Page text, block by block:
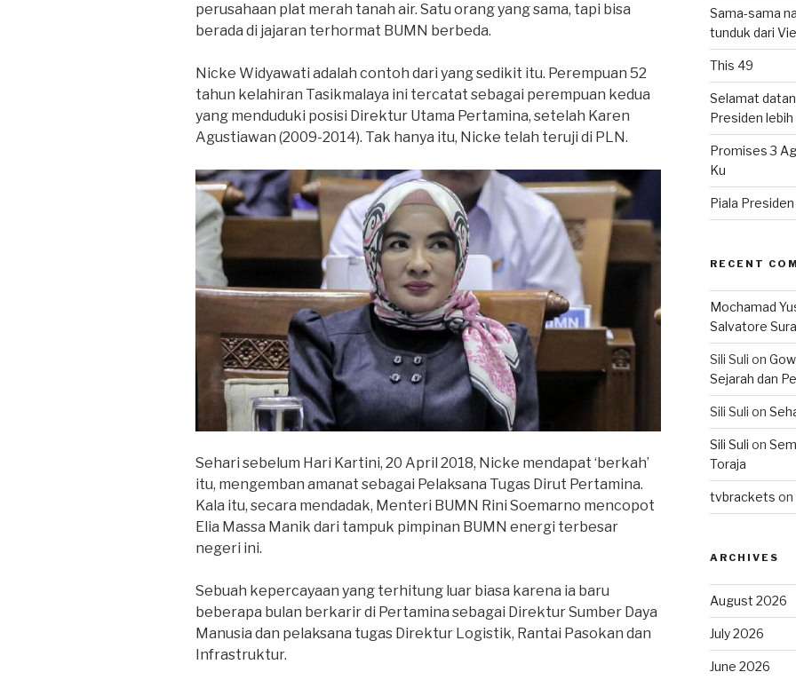
perusahaan plat merah tanah air. Satu orang yang sama, tapi bisa
berada di jajaran terhormat BUMN berbeda.
Nicke Widyawati adalah contoh dari yang sedikit itu. Perempuan 52
tahun kelahiran Tasikmalaya ini tercatat sebagai perempuan kedua
yang menduduki posisi Direktur Utama Pertamina, setelah Karen
Agustiawan (2009-2014). Tak hanya itu, Nicke telah teruji di PLN.
Sehari sebelum Hari Kartini, 20 April 2018, Nicke mendapat ‘berkah’
itu, mengemban amanat sebagai Pelaksana Tugas Dirut Pertamina.
Kala itu, secara mendadak, Menteri BUMN Rini Soemarno mencopot
Elia Massa Manik dari tampuk pimpinan BUMN energi terbesar
negeri ini.
Sebuah kepercayaan yang terhitung luar biasa karena ia baru
beberapa bulan berkarir di Pertamina sebagai Direktur Sumber Daya
Manusia dan pelaksana tugas Direktur Logistik, Rantai Pasokan dan
Infrastruktur.
Sama-sama
tunduk dari
This 49
Selamat
Presiden lebih
Promises 3
Ku
Piala
RECENT
Mochamad
Salvatore
Sili Suli on
Sejarah dan
Sili Suli on
Sili Suli on
Toraja
tvbrackets on
ARCHIVES
August 2026
July 2026
June 2026